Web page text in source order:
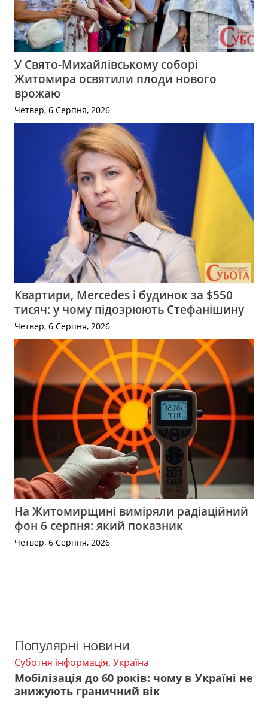
У Свято-Михайлівському соборі
Житомира освятили плоди нового
врожаю
Четвер, 6 Серпня, 2026
Квартири, Mercedes і будинок за $550
тисяч: у чому підозрюють Стефанішину
Четвер, 6 Серпня, 2026
На Житомирщині виміряли радіаційний
фон 6 серпня: який показник
Четвер, 6 Серпня, 2026
Популярні новини
Суботня інформація, Україна
Мобілізація до 60 років: чому в Україні не
знижують граничний вік